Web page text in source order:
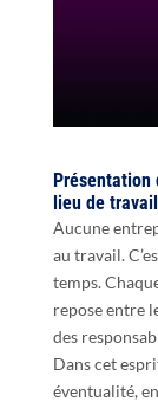
Présentation
lieu de travail
Aucune
au travail.
temps.
repose entre
des
Dans cet
éventualité,